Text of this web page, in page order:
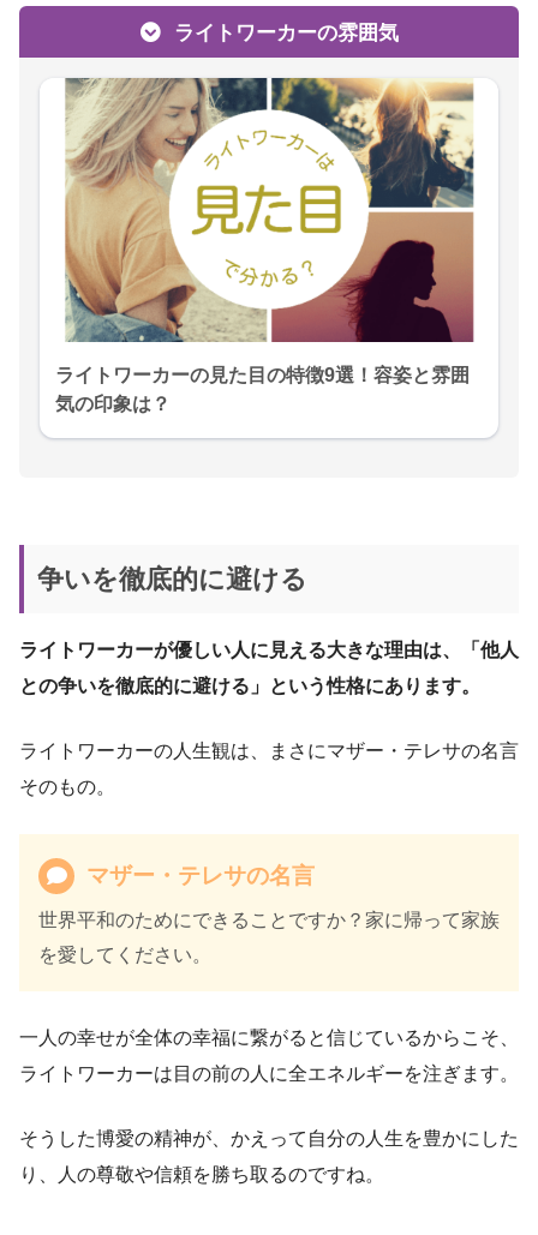
ライトワーカーの雰囲気
ライトワーカーの見た目の特徴9選！容姿と雰囲
気の印象は？
争いを徹底的に避ける
ライトワーカーが優しい人に見える大きな理由は、「他人
との争いを徹底的に避ける」という性格にあります。
ライトワーカーの人生観は、まさにマザー・テレサの名言
そのもの。
マザー・テレサの名言
世界平和のためにできることですか？家に帰って家族
を愛してください。
一人の幸せが全体の幸福に繋がると信じているからこそ、
ライトワーカーは目の前の人に全エネルギーを注ぎます。
そうした博愛の精神が、かえって自分の人生を豊かにした
り、人の尊敬や信頼を勝ち取るのですね。